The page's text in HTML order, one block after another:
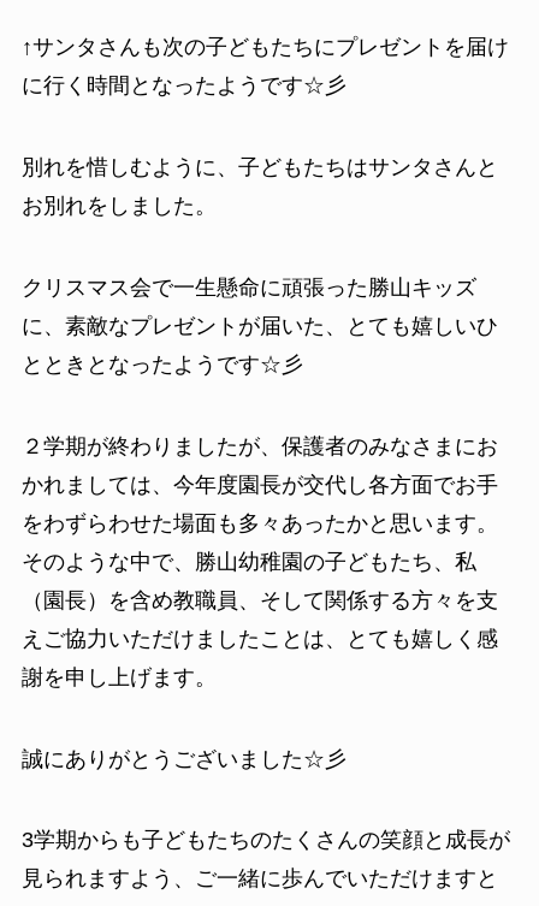
↑サンタさんも次の子どもたちにプレゼントを届け
に行く時間となったようです☆彡
別れを惜しむように、子どもたちはサンタさんと
お別れをしました。
クリスマス会で一生懸命に頑張った勝山キッズ
に、素敵なプレゼントが届いた、とても嬉しいひ
とときとなったようです☆彡
２学期が終わりましたが、保護者のみなさまにお
かれましては、今年度園長が交代し各方面でお手
をわずらわせた場面も多々あったかと思います。
そのような中で、勝山幼稚園の子どもたち、私
（園長）を含め教職員、そして関係する方々を支
えご協力いただけましたことは、とても嬉しく感
謝を申し上げます。
誠にありがとうございました☆彡
3学期からも子どもたちのたくさんの笑顔と成長が
見られますよう、ご一緒に歩んでいただけますと